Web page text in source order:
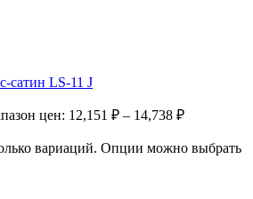
сатин LS-11 J
цен: 12,151 ₽ – 14,738 ₽
вариаций. Опции можно выбрать